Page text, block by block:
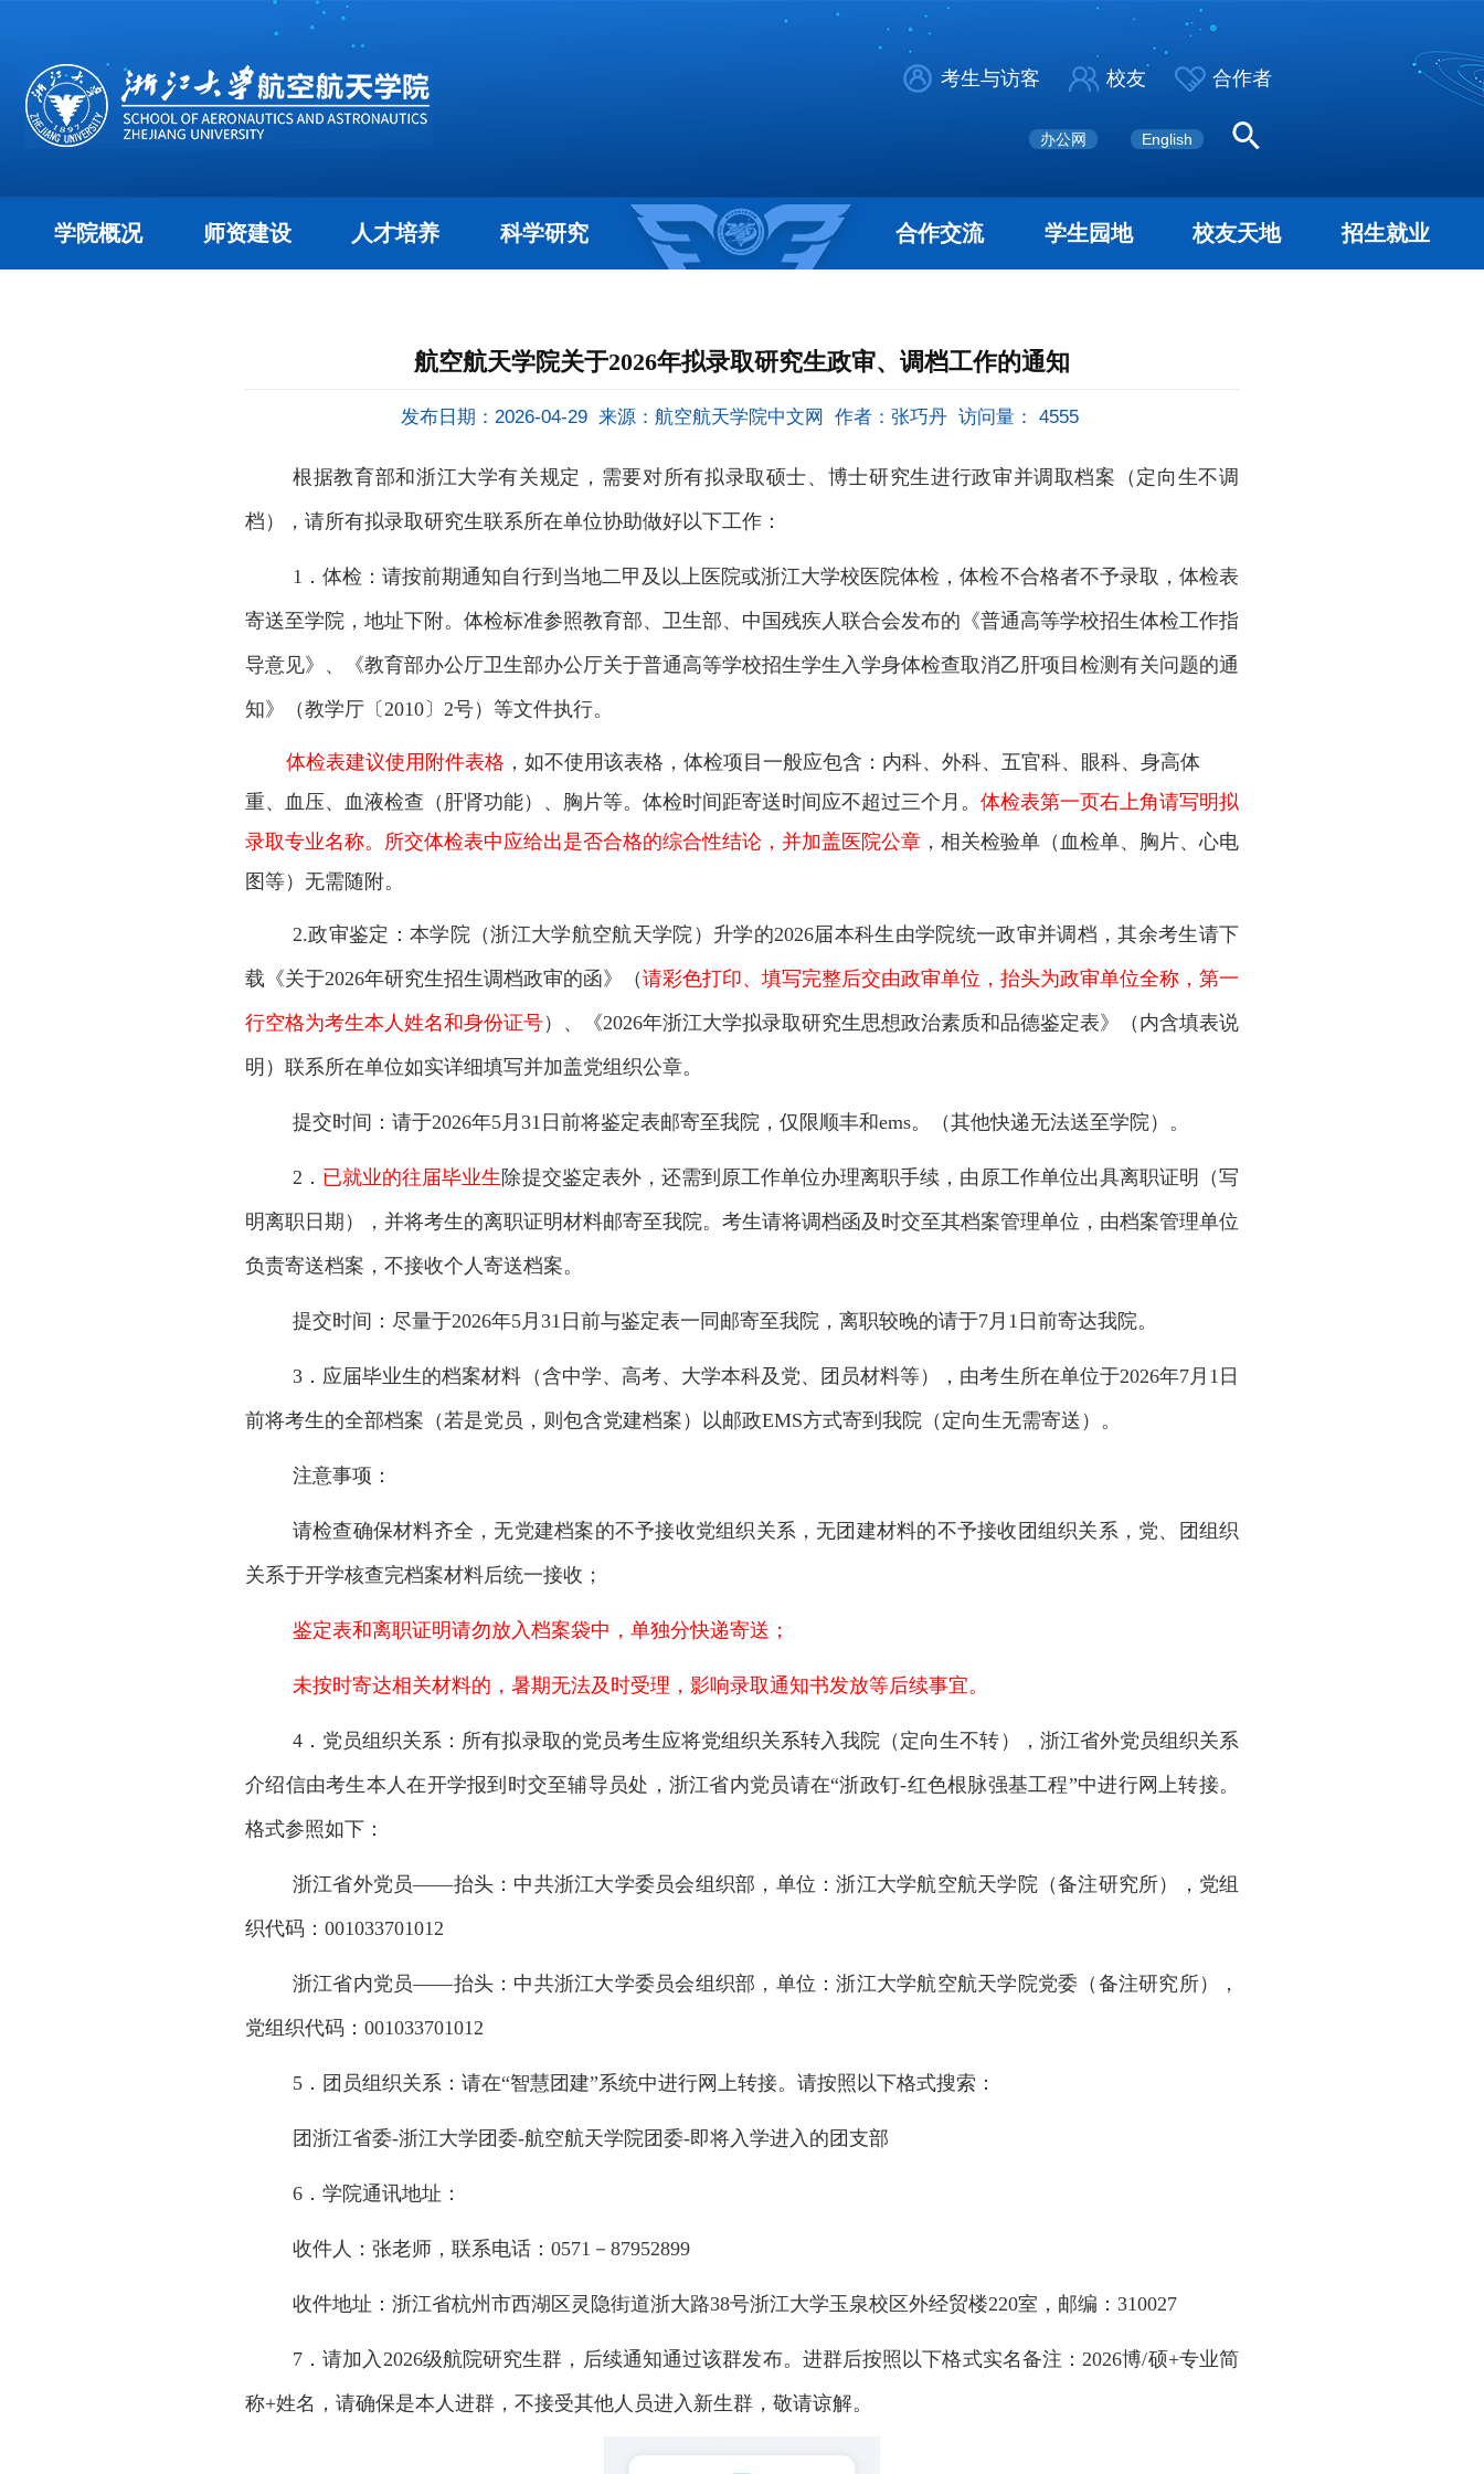
考生与访客 校友 合作者
办公网 English
学院概况 师资建设 人才培养 科学研究 合作交流 学生园地 校友天地 招生就业
航空航天学院关于2026年拟录取研究生政审、调档工作的通知
发布日期：2026-04-29 来源：航空航天学院中文网 作者：张巧丹 访问量： 4555
根据教育部和浙江大学有关规定，需要对所有拟录取硕士、博士研究生进行政审并调取档案（定向生不调
档），请所有拟录取研究生联系所在单位协助做好以下工作：
1．体检：请按前期通知自行到当地二甲及以上医院或浙江大学校医院体检，体检不合格者不予录取 ，体检表
寄送至学院，地址下附。体检标准参照教育部、卫生部、中国残疾人联合会发布的《普通高等学校招生体检工作指
导意见》、《教育部办公厅卫生部办公厅关于普通高等学校招生学生入学身体检查取消乙肝项目检测有关问题的通
知》（教学厅〔 2010〕2号）等文件执行。
体检表建议使用附件表格 ，如不使用该表格，体检项目一般应包含：内科、外科、五官科、眼科、身高体
重、血压、血液检查（肝肾功能）、胸片等。体检时间距寄送时间应不超过三个月。 体检表第一页右上角请写明拟
录取专业名称。所交体检表中应给出是否合格的综合性结论，并加盖医院公章 ，相关检验单（血检单、胸片、心电
图等）无需随附。
2.政审鉴定：本学院（浙江大学航空航天学院）升学的2026届本科生由学院统一政审并调档，其余考生请下
载《关于2026年研究生招生调档政审的函》（请彩色打印、填写完整后交由政审单位，抬头为政审单位全称，第一
行空格为考生本人姓名和身份证号）、《2026年浙江大学拟录取研究生思想政治素质和品德鉴定表》（内含填表说
明）联系所在单位如实详细填写并加盖党组织公章。
提交时间：请于2026年5月31日前将鉴定表邮寄至我院，仅限顺丰和ems。（其他快递无法送至学院）。
2． 已就业的往届毕业生 除提交鉴定表外，还需到原工作单位办理离职手续，由原工作单位出具离职证明（写
明离职日期），并将考生的离职证明材料邮寄至我院。考生请将调档函及时交至其档案管理单位，由档案管理单位
负责寄送档案，不接收个人寄送档案。
提交时间：尽量于2026年5月31日前与鉴定表一同邮寄至我院，离职较晚的请于7月1日前寄达我院。
3．应届毕业生的档案材料（含中学、高考、大学本科及党、团员材料等），由考生所在单位于2026年7月1日
前将考生的全部档案（若是党员，则包含党建档案）以邮政EMS方式寄到我院（定向生无需寄送）。
注意事项：
请检查确保材料齐全，无党建档案的不予接收党组织关系，无团建材料的不予接收团组织关系，党、团组织
关系于开学核查完档案材料后统一接收；
鉴定表和离职证明请勿放入档案袋中，单独分快递寄送；
未按时寄达相关材料的，暑期无法及时受理，影响录取通知书发放等后续事宜。
4．党员组织关系：所有拟录取的党员考生应将党组织关系转入我院（定向生不转），浙江省外党员组织关系
介绍信由考生本人在开学报到时交至辅导员处，浙江省内党员请在“浙政钉-红色根脉强基工程”中进行网上转接。
格式参照如下：
浙江省外党员——抬头：中共浙江大学委员会组织部，单位：浙江大学航空航天学院（备注研究所），党组
织代码：001033701012
浙江省内党员——抬头：中共浙江大学委员会组织部，单位：浙江大学航空航天学院党委（备注研究所），
党组织代码：001033701012
5．团员组织关系：请在“智慧团建”系统中进行网上转接。请按照以下格式搜索：
团浙江省委-浙江大学团委-航空航天学院团委-即将入学进入的团支部
6．学院通讯地址：
收件人：张老师，联系电话： 0571－87952899
收件地址：浙江省杭州市西湖区灵隐街道浙大路38号浙江大学玉泉校区外经贸楼220室，邮编：310027
7．请加入2026级航院研究生群，后续通知通过该群发布。进群后按照以下格式实名备注：2026博/硕+专业简
称+姓名，请确保是本人进群，不接受其他人员进入新生群，敬请谅解。